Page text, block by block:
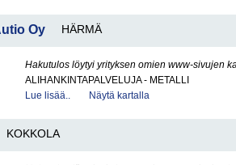
Oy HÄRMÄ
Hakutulos löytyi yrityksen omien www-sivujen
ALIHANKINTAPALVELUJA - METALLI
Lue lisää..
Näytä kartalla
KOKKOLA